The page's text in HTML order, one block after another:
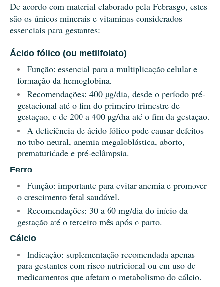
De acordo com material elaborado pela Febrasgo, estes
são os únicos minerais e vitaminas considerados
essenciais para gestantes:
Ácido fólico (ou metilfolato)
Função: essencial para a multiplicação celular e
formação da hemoglobina.
Recomendações: 400 µg/dia, desde o período pré-
gestacional até o fim do primeiro trimestre de
gestação, e de 200 a 400 µg/dia até o fim da gestação.
A deficiência de ácido fólico pode causar defeitos
no tubo neural, anemia megaloblástica, aborto,
prematuridade e pré-eclâmpsia.
Ferro
Função: importante para evitar anemia e promover
o crescimento fetal saudável.
Recomendações: 30 a 60 mg/dia do início da
gestação até o terceiro mês após o parto.
Cálcio
Indicação: suplementação recomendada apenas
para gestantes com risco nutricional ou em uso de
medicamentos que afetam o metabolismo do cálcio.